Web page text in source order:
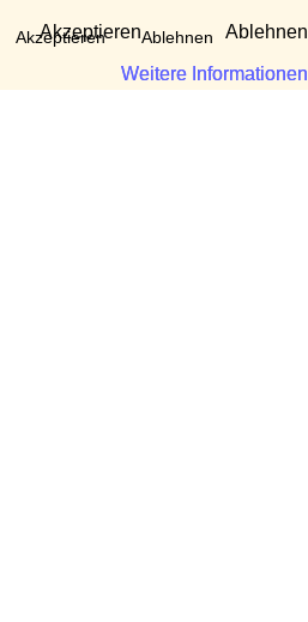
Akzeptieren Ablehnen
Weitere Informationen
Akzeptieren Ablehnen
Weitere Informationen